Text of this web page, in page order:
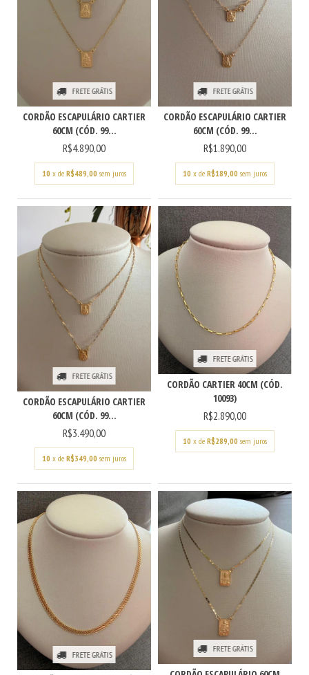
FRETE GRÁTIS
CORDÃO ESCAPULÁRIO CARTIER
60CM (CÓD. 99...
R$4.890,00
10 x de R$489,00 sem juros
FRETE GRÁTIS
CORDÃO ESCAPULÁRIO CARTIER
60CM (CÓD. 99...
R$1.890,00
10 x de R$189,00 sem juros
FRETE GRÁTIS
CORDÃO ESCAPULÁRIO CARTIER
60CM (CÓD. 99...
R$3.490,00
10 x de R$349,00 sem juros
FRETE GRÁTIS
CORDÃO CARTIER 40CM (CÓD.
10093)
R$2.890,00
10 x de R$289,00 sem juros
FRETE GRÁTIS
FRETE GRÁTIS